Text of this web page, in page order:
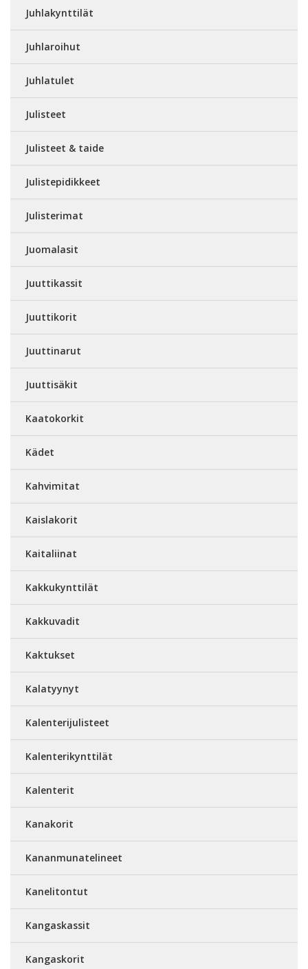
Juhlakynttilät
Juhlaroihut
Juhlatulet
Julisteet
Julisteet & taide
Julistepidikkeet
Julisterimat
Juomalasit
Juuttikassit
Juuttikorit
Juuttinarut
Juuttisäkit
Kaatokorkit
Kädet
Kahvimitat
Kaislakorit
Kaitaliinat
Kakkukynttilät
Kakkuvadit
Kaktukset
Kalatyynyt
Kalenterijulisteet
Kalenterikynttilät
Kalenterit
Kanakorit
Kananmunatelineet
Kanelitontut
Kangaskassit
Kangaskorit